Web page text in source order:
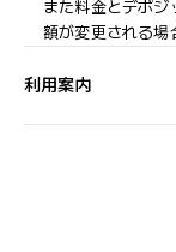
また料金とデポ
額が変更される場
利用案内